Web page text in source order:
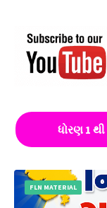
ધોરણ 1
FLN MATERIAL